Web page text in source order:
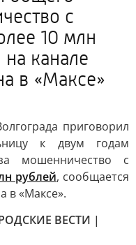
с
10 млн
канале
в «Максе»
приговорил
к двум годам
мошенничество с
рублей, сообщается
в «Максе».
ВЕСТИ |